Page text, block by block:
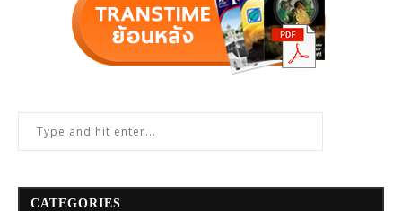
CATEGORIES